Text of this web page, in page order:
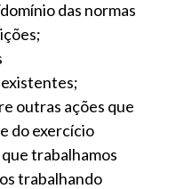
das normas
outras ações que
do exercício
trabalhamos
trabalhando